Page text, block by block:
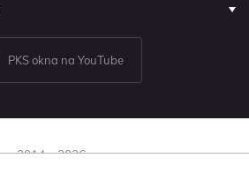
PKS okna na YouTube
2014 - 2026